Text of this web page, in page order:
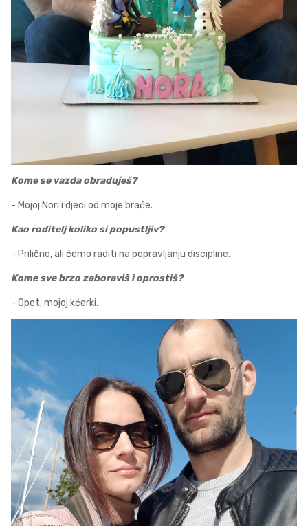
Kome se vazda obraduješ?
- Mojoj Nori i djeci od moje braće.
Kao roditelj koliko si popustljiv?
- Prilično, ali ćemo raditi na popravljanju discipline.
Kome sve brzo zaboraviš i oprostiš?
- Opet, mojoj kćerki.